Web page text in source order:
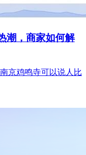
潮，商家如何解
京鸡鸣寺可以说人比